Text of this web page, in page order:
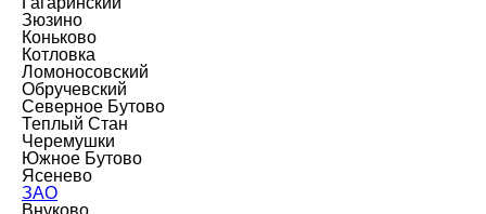
Зюзино
Коньково
Котловка
Ломоносовский
Обручевский
Северное Бутово
Теплый Стан
Черемушки
Южное Бутово
Ясенево
ЗАО
Внуково